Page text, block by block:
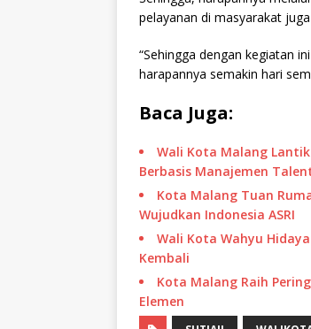
pelayanan di masyarakat
“Sehingga dengan kegiatan
harapannya semakin hari
Baca Juga:
Wali Kota Malang
Berbasis Manajemen
Kota Malang Tuan
Wujudkan Indonesia ASRI
Wali Kota Wahyu
Kembali
Kota Malang Raih
Elemen